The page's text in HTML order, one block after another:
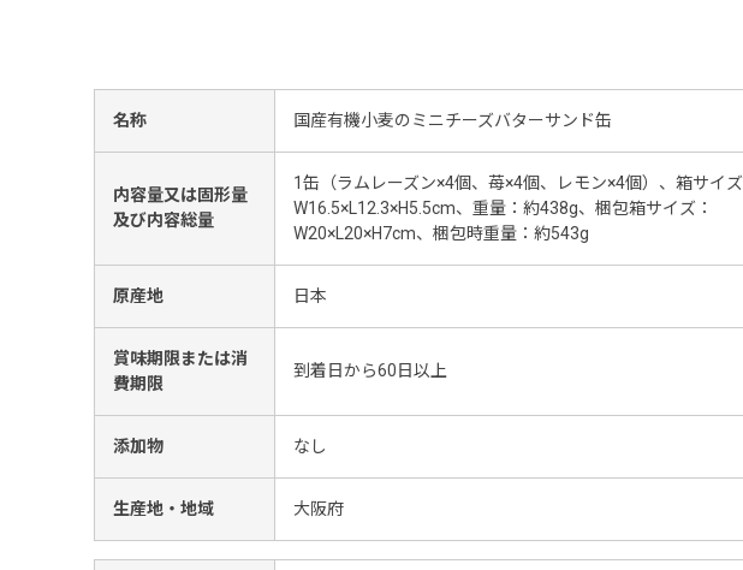
名称 国産有機小麦のミニチーズバターサンド缶
内容量又は固形量
及び内容総量
1缶（ラムレーズン×4個、苺×4個、レモン×4個）、箱サイズ
W16.5×L12.3×H5.5cm、重量：約438g、梱包箱サイズ：
W20×L20×H7cm、梱包時重量：約543g
原産地 日本
賞味期限または消
費期限
到着日から60日以上
添加物 なし
生産地・地域 大阪府